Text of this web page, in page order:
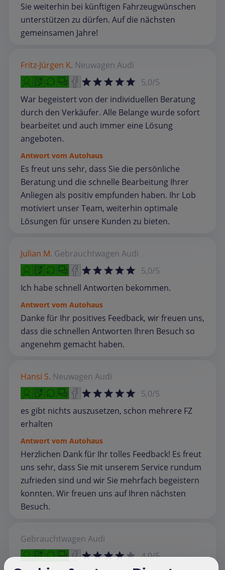
Sie weiterhin bei künftigen Fahrzeugwünschen
unterstützen zu dürfen. Auf die nächsten
gemeinsamen Jahre!
Fritz-Jürgen K. Neuwagen Audi
5,0/5
War begeistert von der individuellen Beratung
durch den Verkäufer. Alle Belange wurde sofort
bearbeitet und auch immer eine Lösung
angeboten.
Antwort vom Autohaus
Es freut uns sehr, dass Sie die persönliche
Beratung und die schnelle Bearbeitung Ihrer
Anliegen als positiv empfunden haben. Ihr Lob
motiviert unser Team, weiterhin optimale
Lösungen für unsere Kunden zu bieten.
Julian M. Gebrauchtwagen Audi
5,0/5
Ich habe schnell Antworten bekommen.
Antwort vom Autohaus
Danke für Ihr positives Feedback, wir freuen uns,
dass die schnellen Antworten Ihren Besuch so
angenehm gemacht haben.
Hansi S. Neuwagen Audi
5,0/5
es gibt nichts auszusetzen, schon mehrere FZ
erhalten
Antwort vom Autohaus
Herzlichen Dank für Ihr tolles Feedback! Es freut
uns sehr, dass Sie mit unserem Service rundum
zufrieden sind und wir Sie mehrfach begeistern
konnten. Wir freuen uns auf Ihren nächsten
Besuch.
Gebrauchtwagen Audi
4,0/5